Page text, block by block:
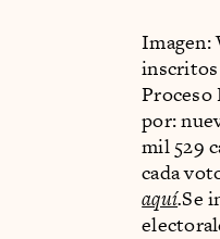
Imagen:
inscritos
Proceso
por:
mil 529
cada
aquí.Se